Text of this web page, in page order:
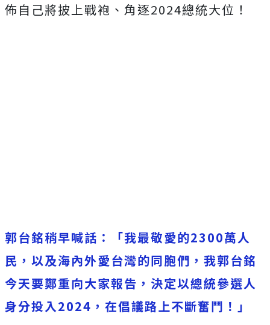
佈自己將披上戰袍、角逐2024總統大位！
郭台銘稍早喊話：「我最敬愛的2300萬人
民，以及海內外愛台灣的同胞們，我郭台銘
今天要鄭重向大家報告，決定以總統參選人
身分投入2024，在倡議路上不斷奮鬥！」